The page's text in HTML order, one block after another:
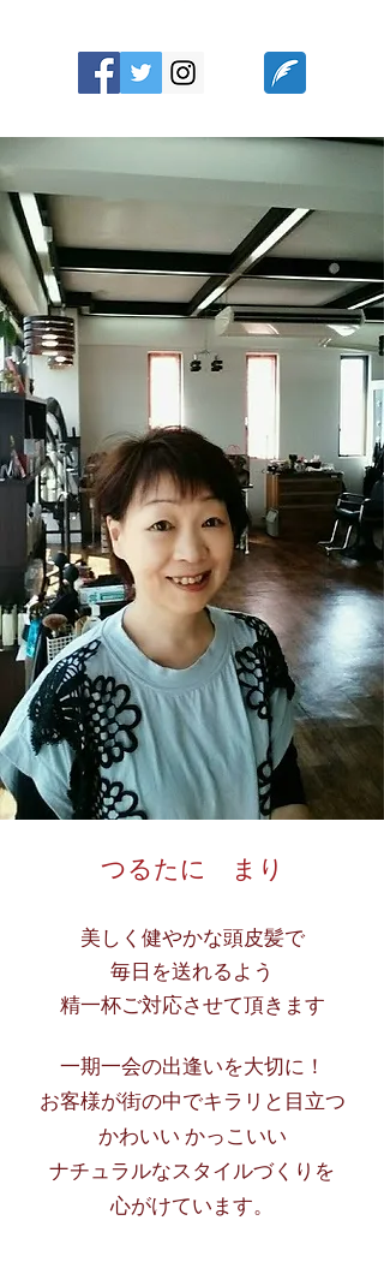
​​つるたに まり
美しく健やかな頭皮髪で
毎日を送れるよう
精一杯ご対応させて頂きます
一期一会の出逢いを大切に！
お客様が街の中でキラリと目立つ
かわいい かっこいい
ナチュラルなスタイルづくりを
心がけています。